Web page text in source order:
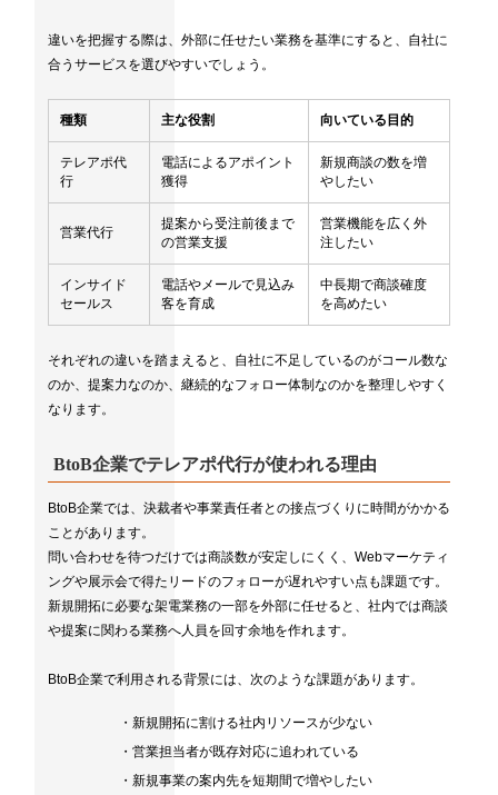
違いを把握する際は、外部に任せたい業務を基準にすると、自社に
合うサービスを選びやすいでしょう。
種類 主な役割 向いている目的
テレアポ代
行
電話によるアポイント
獲得
新規商談の数を増
やしたい
営業代行
提案から受注前後まで
の営業支援
営業機能を広く外
注したい
インサイド
セールス
電話やメールで見込み
客を育成
中長期で商談確度
を高めたい
それぞれの違いを踏まえると、自社に不足しているのがコール数な
のか、提案力なのか、継続的なフォロー体制なのかを整理しやすく
なります。
BtoB企業でテレアポ代行が使われる理由
BtoB企業では、決裁者や事業責任者との接点づくりに時間がかかる
ことがあります。
問い合わせを待つだけでは商談数が安定しにくく、Webマーケティ
ングや展示会で得たリードのフォローが遅れやすい点も課題です。
新規開拓に必要な架電業務の一部を外部に任せると、社内では商談
や提案に関わる業務へ人員を回す余地を作れます。
BtoB企業で利用される背景には、次のような課題があります。
・新規開拓に割ける社内リソースが少ない
・営業担当者が既存対応に追われている
・新規事業の案内先を短期間で増やしたい